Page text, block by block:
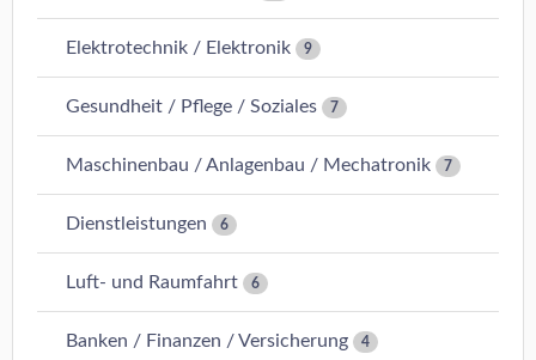
Elektrotechnik / Elektronik 9
Gesundheit / Pflege / Soziales 7
Maschinenbau / Anlagenbau / Mechatronik 7
Dienstleistungen 6
Luft- und Raumfahrt 6
Banken / Finanzen / Versicherung 4